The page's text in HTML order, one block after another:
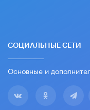
СОЦИАЛЬНЫЕ СЕТИ
Основные и